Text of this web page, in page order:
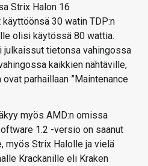
Strix Halon 16
30 watin TDP:n
olisi käytössä 80 wattia.
tietonsa vahingossa
kaikkien nähtäville,
parhaillaan ”Maintenance
myös AMD:n omissa
1.2 -versio on saanut
myös Strix Halolle ja vielä
Krackanille eli Kraken